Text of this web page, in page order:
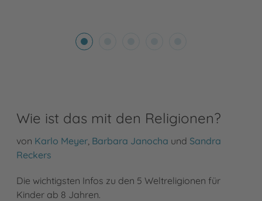
Wie ist das mit den Religionen?
von Karlo Meyer, Barbara Janocha und Sandra
Reckers
Die wichtigsten Infos zu den 5 Weltreligionen für
Kinder ab 8 Jahren.